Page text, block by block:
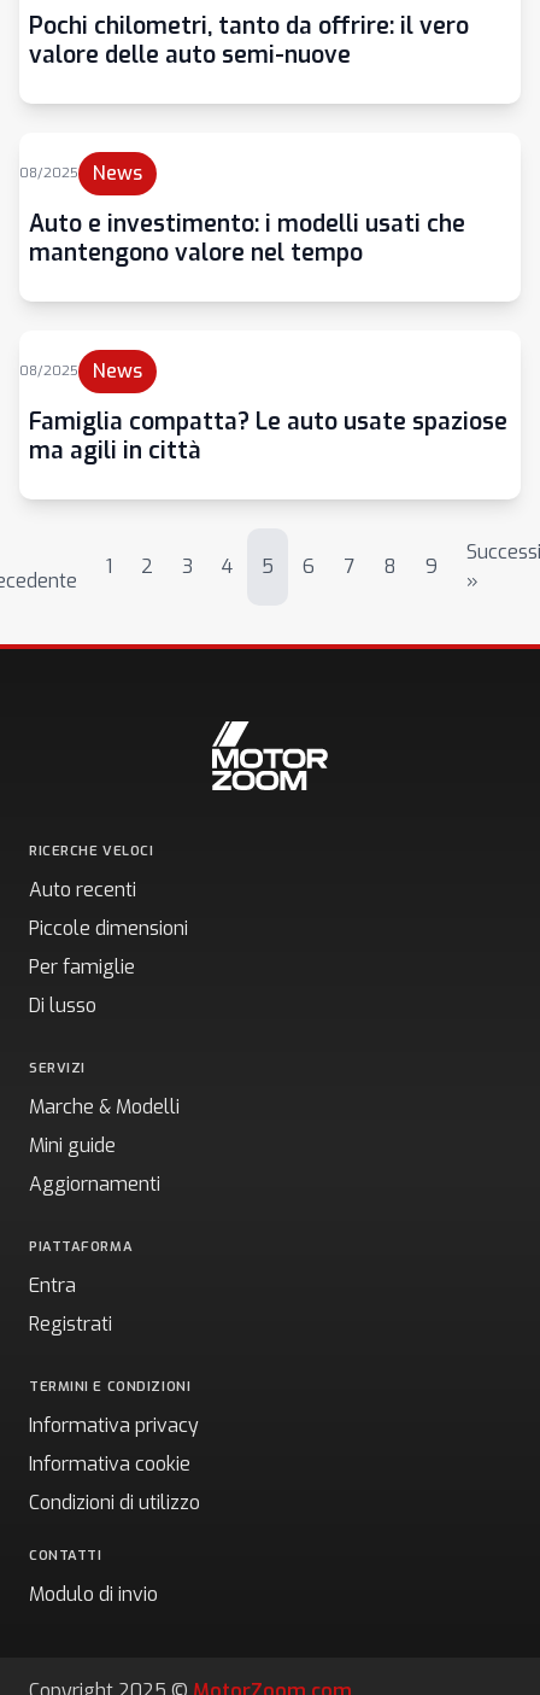
Pochi chilometri, tanto da offrire: il vero
valore delle auto semi-nuove
08/2025 News
Auto e investimento: i modelli usati che
mantengono valore nel tempo
08/2025 News
Famiglia compatta? Le auto usate spaziose
ma agili in città
1 2 3 4 5 6 7 8 9
»
RICERCHE VELOCI
Auto recenti
Piccole dimensioni
Per famiglie
Di lusso
SERVIZI
Marche & Modelli
Mini guide
Aggiornamenti
PIATTAFORMA
Entra
Registrati
TERMINI E CONDIZIONI
Informativa privacy
Informativa cookie
Condizioni di utilizzo
CONTATTI
Modulo di invio